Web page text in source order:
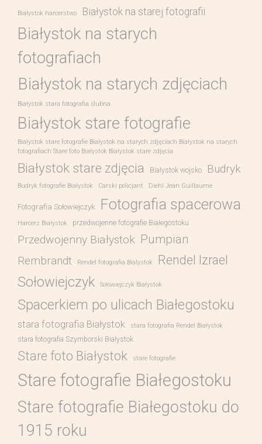
Białystok harcerstwo Białystok na starej fotografii
Białystok na starych
fotografiach
Białystok na starych zdjęciach
Białystok stara fotografia ślubna
Białystok stare fotografie
Białystok stare fotografie Białystok na starych zdjęciach Białystok na starych
fotografiach Stare foto Białystok Białystok stare zdjęcia
Białystok stare zdjęcia Białystok wojsko Budryk
Budryk fotografie Białystok Carski policjant Diehl Jean Guillaume
Fotografia Sołowiejczyk Fotografia spacerowa
Harcerz Białystok przedwojenne fotografie Białegostoku
Przedwojenny Białystok Pumpian
Rembrandt Rendel fotografia Bialystok Rendel Izrael
Sołowiejczyk Sołowiejczyk Białystok
Spacerkiem po ulicach Białegostoku
stara fotografia Białystok stara fotografia Rendel Białystok
stara fotografia Szymborski Białystok
Stare foto Białystok stare fotografie
Stare fotografie Białegostoku
Stare fotografie Białegostoku do
1915 roku